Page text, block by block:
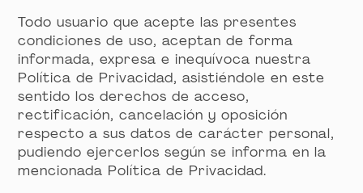
Todo usuario que acepte las presentes
condiciones de uso, aceptan de forma
informada, expresa e inequívoca nuestra
Política de Privacidad, asistiéndole en este
sentido los derechos de acceso,
rectificación, cancelación y oposición
respecto a sus datos de carácter personal,
pudiendo ejercerlos según se informa en la
mencionada Política de Privacidad.